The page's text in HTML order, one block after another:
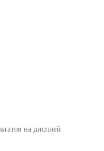
на дисплей